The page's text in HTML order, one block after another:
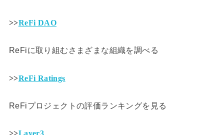
>>ReFi DAO
ReFiに取り組むさまざまな組織を調べる
>>ReFi Ratings
ReFiプロジェクトの評価ランキングを見る